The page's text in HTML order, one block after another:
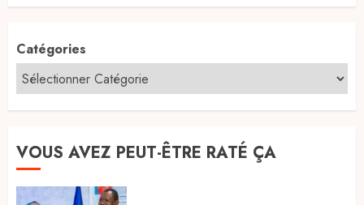
Catégories
VOUS AVEZ PEUT-ÊTRE RATÉ ÇA